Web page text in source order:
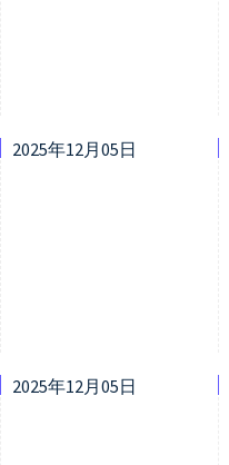
2025年12月05日
2025年12月05日